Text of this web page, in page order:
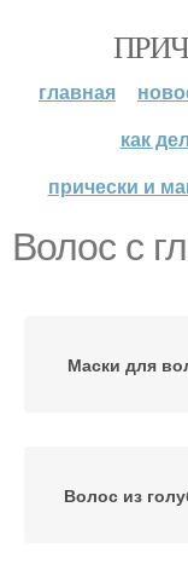
главная
как
прически и
Волос с
Маски для
Волос из